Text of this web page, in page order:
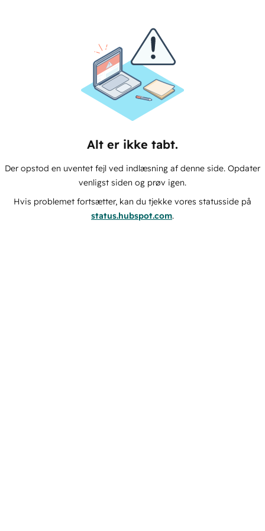
Alt er ikke tabt.
Der opstod en uventet fejl ved indlæsning af denne side. Opdater
venligst siden og prøv igen.
Hvis problemet fortsætter, kan du tjekke vores statusside på
status.hubspot.com.